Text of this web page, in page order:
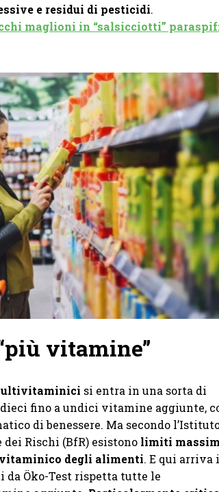
e residui di pesticidi.
maglioni in “salsicciotti”
vitamine”
si entra in una sorta di
fino a undici vitamine aggiunte,
di benessere. Ma secondo
dei Rischi (BfR) esistono limiti
degli alimenti. E qui arriva
da Öko-Test rispetta tutte le